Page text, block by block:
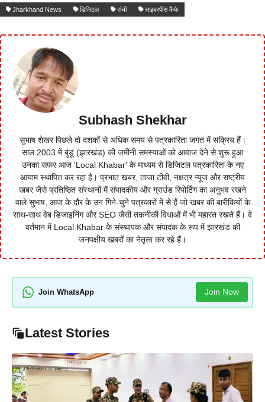
Jharkhand News डिजिटल रांची साइबरपीस कैफे
Subhash Shekhar
सुभाष शेखर पिछले दो दशकों से अधिक समय से पत्रकारिता जगत में सक्रिय हैं।
साल 2003 में बुंडू (झारखंड) की जमीनी समस्याओं को आवाज देने से शुरू हुआ
उनका सफर आज 'Local Khabar' के माध्यम से डिजिटल पत्रकारिता के नए
आयाम स्थापित कर रहा है। प्रभात खबर, ताजा टीवी, नक्षत्र न्यूज और राष्ट्रीय
खबर जैसे प्रतिष्ठित संस्थानों में संपादकीय और ग्राउंड रिपोर्टिंग का अनुभव रखने
वाले सुभाष, आज के दौर के उन गिने-चुने पत्रकारों में से हैं जो खबर की बारीकियों के
साथ-साथ वेब डिजाइनिंग और SEO जैसी तकनीकी विधाओं में भी महारत रखते हैं। वे
वर्तमान में Local Khabar के संस्थापक और संपादक के रूप में झारखंड की
जनपक्षीय खबरों का नेतृत्व कर रहे हैं।
Join WhatsApp Join Now
Latest Stories